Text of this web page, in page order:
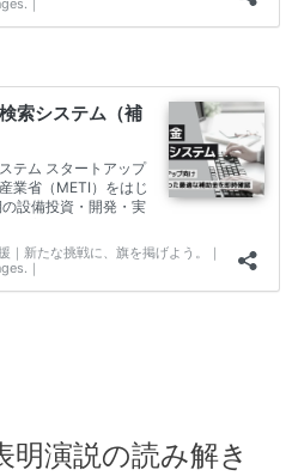
明演説の読み解き